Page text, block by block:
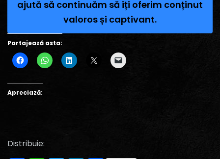
ajută să continuăm să îți oferim conținut
valoros și captivant.
Partajează asta:
Apreciază:
Distribuie: